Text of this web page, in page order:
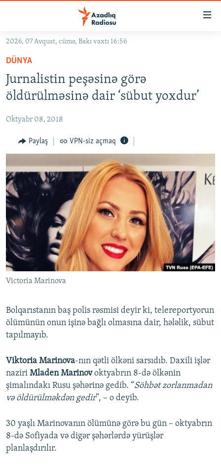
Əsas
qayıt
Əsas
naviqasiyaya
qayıt
Axtarışa
#İZAHLA
KORRUPSIOMETR
FƏRQƏ BAX
QANUNI DOĞRU
MULTIMEDIA
VIDEO
FOTOQALEREYA
İNFOQRAFIKA
KARIKATURA
RADIO ARXIV
OXU ZALI
AZƏRBAYCAN ƏDƏBIYYATI KITABXANASI
İSLAM VƏ DEMOKRATIYA
İZ - MƏDƏNIYYƏT PROQRAMI
HAQQIMIZDA
MISSIYAMIZ
PEŞƏ ETIKASI VƏ JURNALISTIKA STANDARTLARIMIZ
MATERIALLARIMIZDAN ISTIFADƏ
AZADLIQRADIOSU MOBIL TELEFONUNUZDA
XƏBƏR BÜLLETENLƏRIMIZ
BIZI IZLƏ
RFE/RL-in bütün saytları
2026, 07 Avqust, cümə, Bakı vaxtı 16:56
DÜNYA
Jurnalistin peşəsinə görə
öldürülməsinə dair ‘sübut yoxdur’
Oktyabr 08, 2018
Paylaş VPN-siz açmaq
Victoria Marinova
Bolqarıstanın baş polis rəsmisi deyir ki, telereportyorun
ölümünün onun işinə bağlı olmasına dair, hələlik, sübut
tapılmayıb.
Viktoria Marinova-nın qətli ölkəni sarsıdıb. Daxili işlər
naziri Mladen Marinovoktyabrın 8-də ölkənin
şimalındakı Rusu şəhərinə gedib. “Söhbət zorlanmadan
və öldürülməkdən gedir”, – o deyib.
30 yaşlı Marinovanın ölümünə görə bu gün – oktyabrın
8-də Sofiyada və digər şəhərlərdə yürüşlər
planlaşdırılır.